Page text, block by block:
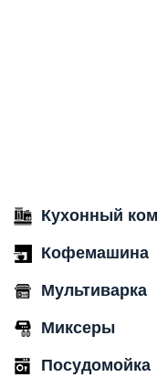
Кухонный
Кофемашина
Мультиварка
Миксеры
Посудомойка